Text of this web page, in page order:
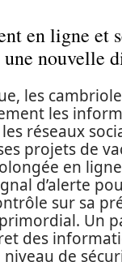
en ligne et
nouvelle
les
les
réseaux
projets de
en
d’alerte
sur sa
Un
des
de